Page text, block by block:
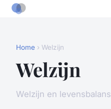
Home › Welzijn
Welzijn
Welzijn en levensbalans